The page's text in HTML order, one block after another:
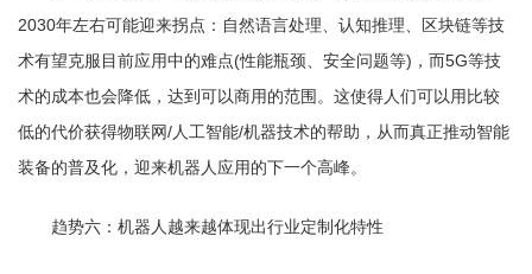
2030年左右可能迎来拐点：自然语言处理、认知推理、区块链等技
术有望克服目前应用中的难点(性能瓶颈、安全问题等)，而5G等技
术的成本也会降低，达到可以商用的范围。这使得人们可以用比较
低的代价获得物联网/人工智能/机器技术的帮助，从而真正推动智能
装备的普及化，迎来机器人应用的下一个高峰。
趋势六：机器人越来越体现出行业定制化特性